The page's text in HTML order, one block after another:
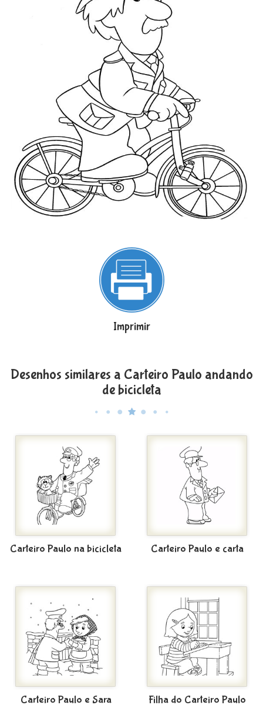
Imprimir
Desenhos similares a Carteiro Paulo andando
de bicicleta
Carteiro Paulo na bicicleta Carteiro Paulo e carta
Carteiro Paulo e Sara Filha do Carteiro Paulo